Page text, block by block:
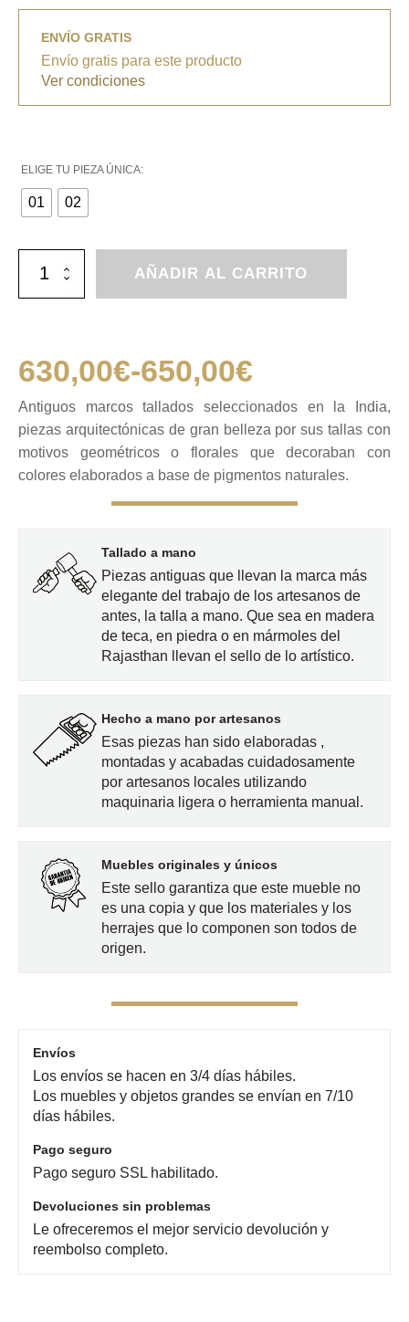
ENVÍO GRATIS
Envío gratis para este producto
Ver condiciones
ELIGE TU PIEZA ÚNICA:
01 02
Antiguos
marcos
tallados
AÑADIR AL CARRITO
630,00€-650,00€
Rango
de
precios:
desde
630,00€
Antiguos marcos tallados seleccionados en la India,
piezas arquitectónicas de gran belleza por sus tallas con
motivos geométricos o florales que decoraban con
colores elaborados a base de pigmentos naturales.
Tallado a mano
Piezas antiguas que llevan la marca más
elegante del trabajo de los artesanos de
antes, la talla a mano. Que sea en madera
de teca, en piedra o en mármoles del
Rajasthan llevan el sello de lo artístico.
Hecho a mano por artesanos
Esas piezas han sido elaboradas ,
montadas y acabadas cuidadosamente
por artesanos locales utilizando
maquinaria ligera o herramienta manual.
Muebles originales y únicos
Este sello garantiza que este mueble no
es una copia y que los materiales y los
herrajes que lo componen son todos de
origen.
Envíos
Los envíos se hacen en 3/4 días hábiles.
Los muebles y objetos grandes se envían en 7/10
días hábiles.
Pago seguro
Pago seguro SSL habilitado.
Devoluciones sin problemas
Le ofreceremos el mejor servicio devolución y
reembolso completo.